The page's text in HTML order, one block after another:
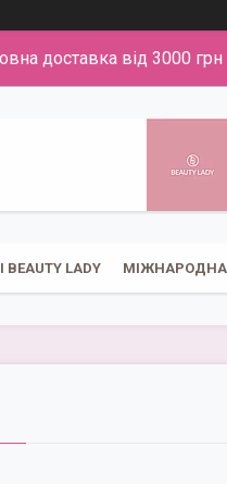
доставка від 3000 грн
LADY